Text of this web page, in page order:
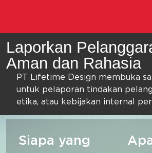
Laporkan
Aman dan Rahasia
PT Lifetime Design membuka
untuk pelaporan tindakan
etika, atau kebijakan internal
Siapa yang